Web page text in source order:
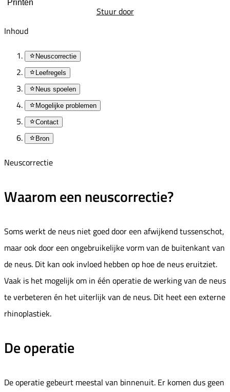
Printen
Stuur door
Inhoud
Neuscorrectie
Leefregels
Neus spoelen
Mogelijke problemen
Contact
Bron
Neuscorrectie
Waarom een neuscorrectie?
Soms werkt de neus niet goed door een afwijkend tussenschot,
maar ook door een ongebruikelijke vorm van de buitenkant van
de neus. Dit kan ook invloed hebben op hoe de neus eruitziet.
Vaak is het mogelijk om in één operatie de werking van de neus
te verbeteren én het uiterlijk van de neus. Dit heet een externe
rhinoplastiek.
De operatie
De operatie gebeurt meestal van binnenuit. Er komen dus geen